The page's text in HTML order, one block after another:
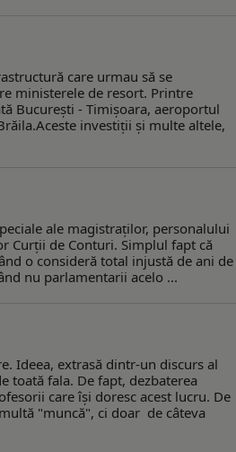
care urmau să se
ministerele de resort. Printre
Bucureşti - Timişoara, aeroportul
investiţii şi multe altele,
ale magistraţilor, personalului
Curţii de Conturi. Simplul fapt că
o consideră total injustă de ani de
nu parlamentarii acelo ...
Ideea, extrasă dintr-un discurs al
toată fala. De fapt, dezbaterea
care îşi doresc acest lucru. De
"muncă", ci doar de câteva